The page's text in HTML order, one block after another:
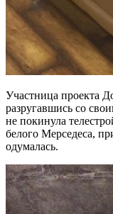
Участница проекта
разругавшись со
не покинула
белого Мерседеса,
одумалась.